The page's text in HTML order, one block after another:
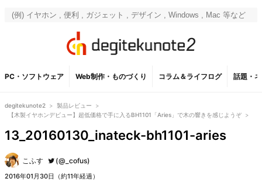
PC・ソフトウェア Web制作・ものづくり コラム＆ライフログ 話題・
degitekunote2 > 製品レビュー
>
【木製イヤホンデビュー】超低価格で手に入るBH1101「Aries」で木の響きを感じようぞ >
13_20160130_inateck-bh1101-aries
こふす (@_cofus)
2016年01月30日（約11年経過）